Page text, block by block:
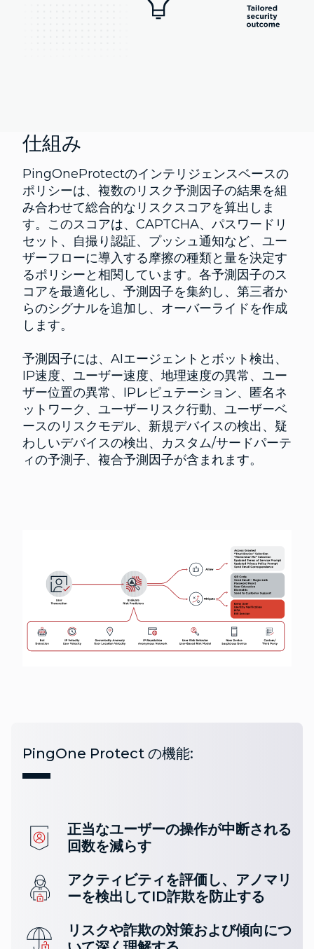
仕組み
PingOneProtectのインテリジェンスベースの
ポリシーは、複数のリスク予測因子の結果を組
み合わせて総合的なリスクスコアを算出しま
す。このスコアは、CAPTCHA、パスワードリ
セット、自撮り認証、プッシュ通知など、ユー
ザーフローに導入する摩擦の種類と量を決定す
るポリシーと相関しています。各予測因子のス
コアを最適化し、予測因子を集約し、第三者か
らのシグナルを追加し、オーバーライドを作成
します。
予測因子には、AIエージェントとボット検出、
IP速度、ユーザー速度、地理速度の異常、ユー
ザー位置の異常、IPレピュテーション、匿名ネ
ットワーク、ユーザーリスク行動、ユーザーベ
ースのリスクモデル、新規デバイスの検出、疑
わしいデバイスの検出、カスタム/サードパーテ
ィの予測子、複合予測因子が含まれます。
PingOne Protect の機能:
正当なユーザーの操作が中断される
回数を減らす
アクティビティを評価し、アノマリ
ーを検出してID詐欺を防止する
リスクや詐欺の対策および傾向につ